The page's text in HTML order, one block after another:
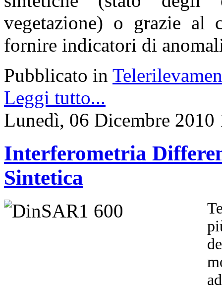
vegetazione) o grazie al
fornire indicatori di
Pubblicato in
Leggi tutto...
Lunedì, 06 Dicembre 2010
Interferometria
Sintetica